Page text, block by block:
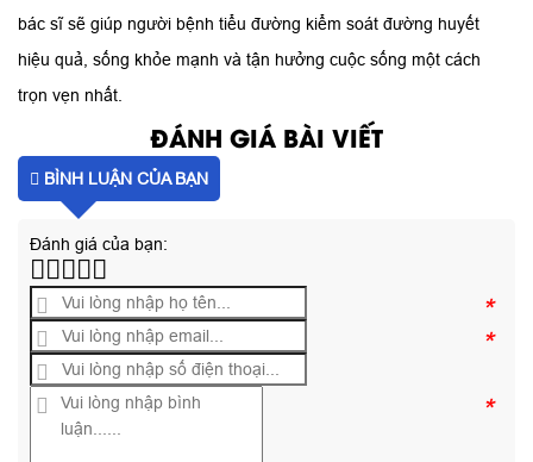
bác sĩ sẽ giúp người bệnh tiểu đường kiểm soát đường huyết
hiệu quả, sống khỏe mạnh và tận hưởng cuộc sống một cách
trọn vẹn nhất.
ĐÁNH GIÁ BÀI VIẾT
BÌNH LUẬN CỦA BẠN
Đánh giá của bạn:
*
*
*